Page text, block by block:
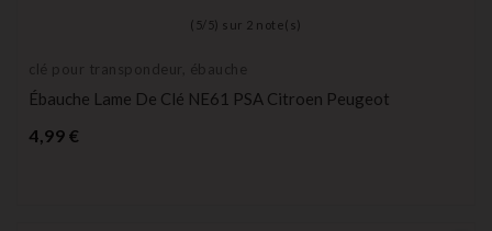
( 5/ 5) sur 2 note(s)
clé pour transpondeur, ébauche
Ébauche Lame De Clé NE61 PSA Citroen Peugeot
4,99 €